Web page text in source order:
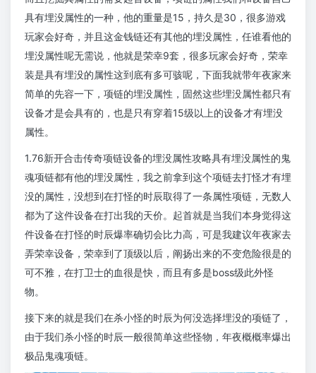
具有埋没属性的一种，他的重量是15，持久是30，很多游戏
玩家会好奇，并且这金钱链还有其他的埋没属性，任谁看他的
埋没属性呢无需说，他就是荣幸9套，很多玩家会好奇，荣幸
装是具有埋没的属性这到底有多可骇呢，下面我就带年夜家来
简单的先容一下，项链的埋没属性，固然这些埋没属性都只有
设备才是会具有的，也是只有穿着15级以上的设备才有埋没
属性。
1.76新开合击传奇项链设备的埋没属性攻略具有埋没属性的鬼
魂项链都有他的埋没属性，我之前拿到这个项链去打怪才有埋
没的属性，没想到在打怪的时辰取得了一条属性项链，无数人
都为了这件设备在打出我的天价。起首就是当我们本身觉得这
件设备在打怪的时辰爆率确切会比力高，可是我建议年夜家去
弄荣幸设备，荣幸到了顶级以后，阐扬出来的不变危险很是的
可不雅，在打卫士的血很是快，而且有多是boss级此外怪
物。
接下来的就是我们在杀小怪的时辰为何没选择埋没的项链了，
由于我们杀小怪的时辰一般很简单这些怪物，年夜概概率爆出
极品鬼魂项链。